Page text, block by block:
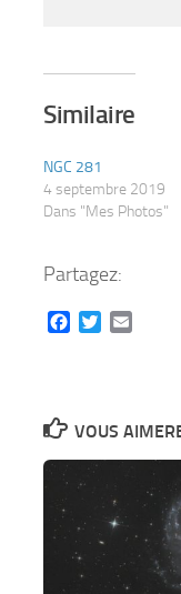
Similaire
NGC 281
4 septembre 2019
Dans "Mes Photos"
Partagez:
FacebookTwitter
VOUS